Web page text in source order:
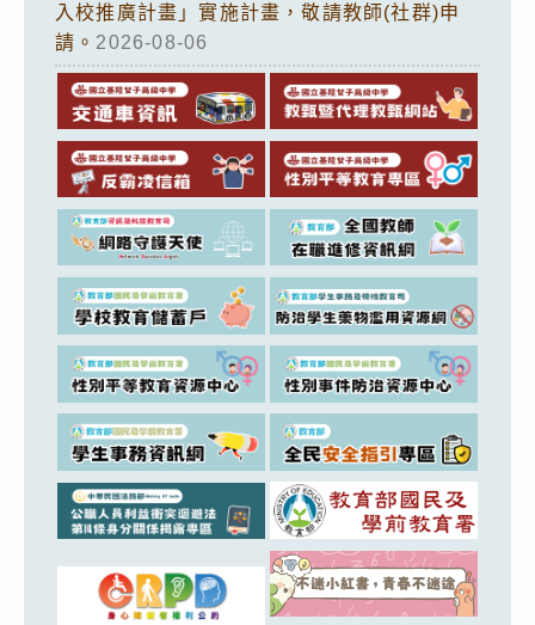
入校推廣計畫」實施計畫，敬請教師(社群)申
請。 2026-08-06